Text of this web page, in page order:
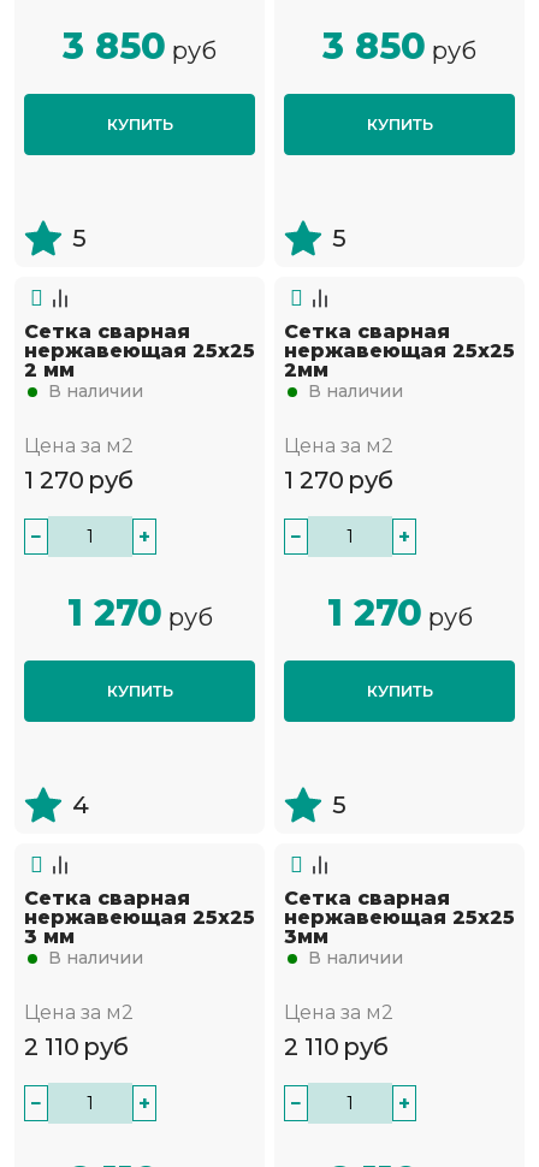
3 850 руб
КУПИТЬ
5
3 850 руб
КУПИТЬ
5
Сетка сварная
нержавеющая 25х25
2 мм
В наличии
Цена за м2
1 270 руб
− +
1 270 руб
КУПИТЬ
4
Сетка сварная
нержавеющая 25х25
2мм
В наличии
Цена за м2
1 270 руб
− +
1 270 руб
КУПИТЬ
5
Сетка сварная
нержавеющая 25х25
3 мм
В наличии
Цена за м2
2 110 руб
− +
Сетка сварная
нержавеющая 25х25
3мм
В наличии
Цена за м2
2 110 руб
− +